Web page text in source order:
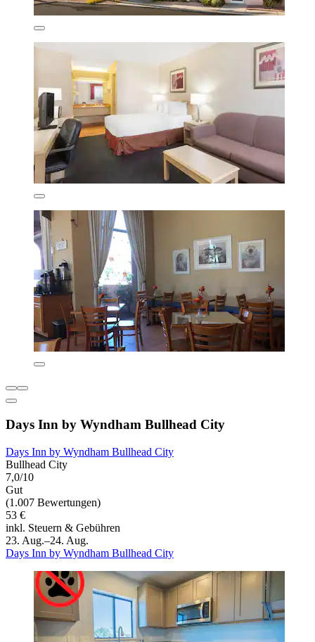
Days Inn by Wyndham Bullhead City
Days Inn by Wyndham Bullhead City
Bullhead City
7,0/10
Gut
(1.007 Bewertungen)
53 €
inkl. Steuern & Gebühren
23. Aug.–24. Aug.
Days Inn by Wyndham Bullhead City